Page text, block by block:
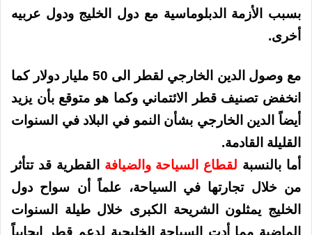
بسبب الأزمة الدبلوماسية مع دول الخليج ودول عربيه
أخرى.
مع وصول الدين الخارجي لقطر الى 50 مليار دولار كما
انخفض تصنيف قطر الائتماني وكما هو متوقع بأن يزيد
أيضاً الدين الخارجي بشأن النمو في البلاد في السنوات
القليلة القادمة.
أما بالنسبة لقطاع السياحة والضيافة القطرية قد تتأثر
من خلال تجارتها في السياحة، علماً أن سواح دول
الخليج يمثلون الشريحة الكبرى خلال طيلة السنوات